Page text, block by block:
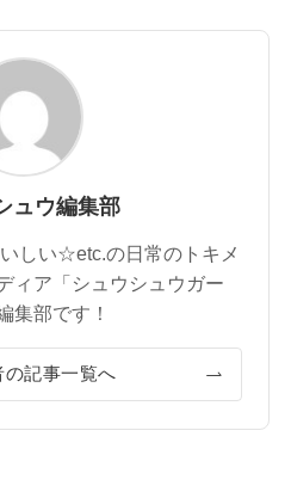
ュウ編集部
しい☆etc.の日常のトキメ
ィア「シュウシュウガー
集部です！
の記事一覧へ